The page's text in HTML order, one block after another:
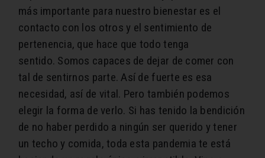
más importante para nuestro bienestar es el
contacto con los otros y el sentimiento de
pertenencia, que hace que todo tenga
sentido. Somos capaces de dejar de comer con
tal de sentirnos parte. Así de fuerte es esa
necesidad, así de vital. Pero también podemos
elegir la forma de verlo. Si has tenido la bendición
de no haber perdido a ningún ser querido y tener
un techo y comida, toda esta pandemia te está